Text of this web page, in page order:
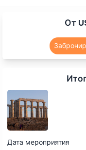
От
Дата мероприятия